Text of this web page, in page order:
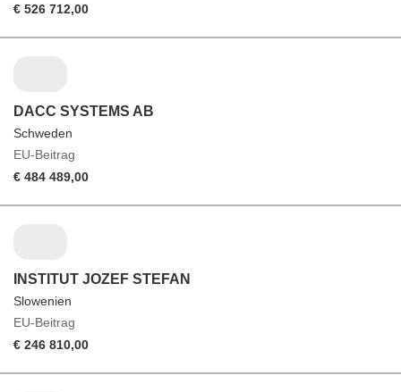
€ 526 712,00
DACC SYSTEMS AB
Schweden
EU-Beitrag
€ 484 489,00
INSTITUT JOZEF STEFAN
Slowenien
EU-Beitrag
€ 246 810,00